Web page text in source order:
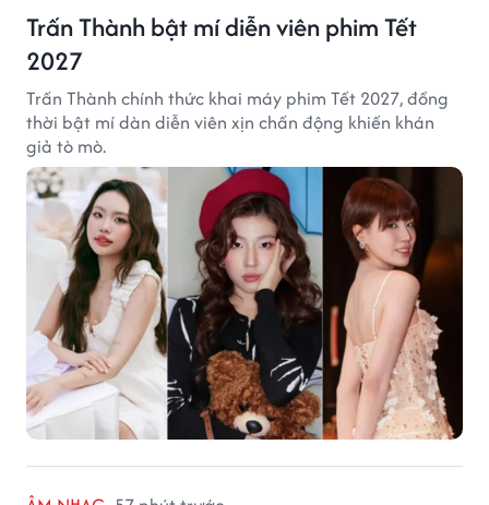
Trấn Thành bật mí diễn viên phim Tết
2027
Trấn Thành chính thức khai máy phim Tết 2027, đồng
thời bật mí dàn diễn viên xịn chấn động khiến khán
giả tò mò.